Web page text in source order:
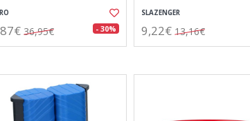
36,95€ - 30%
SLAZENGER
9,22€ 13,16€